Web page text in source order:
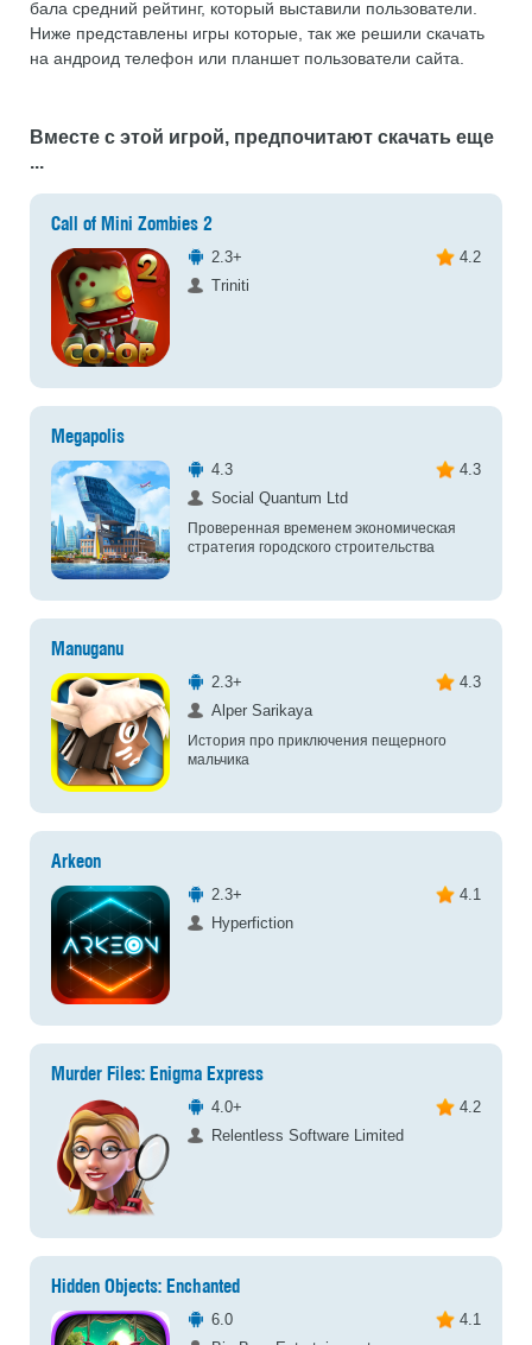
бала средний рейтинг, который выставили пользователи.
Ниже представлены игры которые, так же решили скачать
на андроид телефон или планшет пользователи сайта.
Вместе с этой игрой, предпочитают скачать еще
Call of Mini Zombies 2
2.3+
4.2
Triniti
Megapolis
4.3
4.3
Social Quantum Ltd
Проверенная временем экономическая
стратегия городского строительства
Manuganu
2.3+
4.3
Alper Sarikaya
История про приключения пещерного
мальчика
Arkeon
2.3+
4.1
Hyperfiction
Murder Files: Enigma Express
4.0+
4.2
Relentless Software Limited
Hidden Objects: Enchanted
6.0
4.1